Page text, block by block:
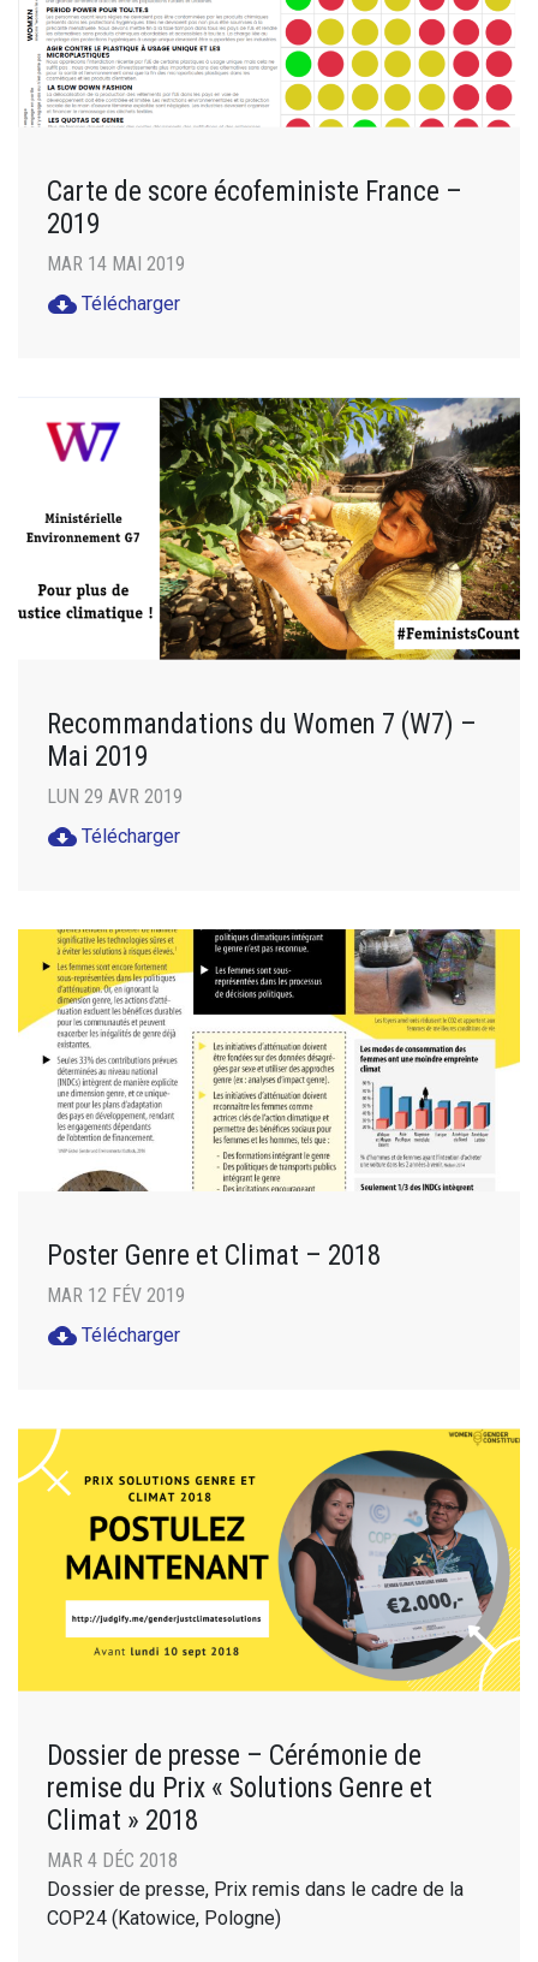
Carte de score écofeministe France –
2019
MAR 14 MAI 2019
cloud_download Télécharger
Recommandations du Women 7 (W7) –
Mai 2019
LUN 29 AVR 2019
cloud_download Télécharger
Poster Genre et Climat – 2018
MAR 12 FÉV 2019
cloud_download Télécharger
Dossier de presse – Cérémonie de
remise du Prix « Solutions Genre et
Climat » 2018
MAR 4 DÉC 2018
Dossier de presse, Prix remis dans le cadre de la
COP24 (Katowice, Pologne)